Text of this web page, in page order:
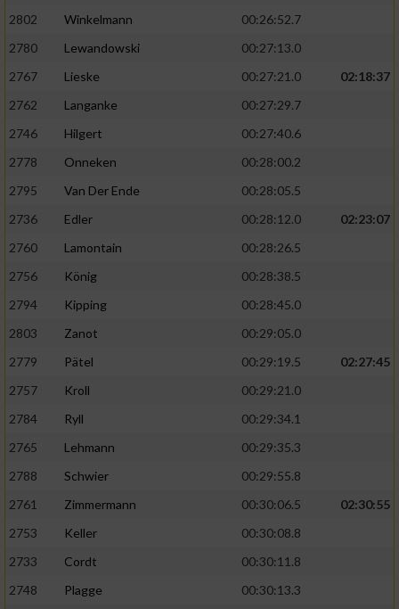
2802
Winkelmann
00:26:52.7
2780
Lewandowski
00:27:13.0
2767
Lieske 00:27:21.0
02:18:37
2762
Langanke
00:27:29.7
2746
Hilgert
00:27:40.6
2778
Onneken
00:28:00.2
2795
Van Der Ende
00:28:05.5
2736
Edler 00:28:12.0
02:23:07
2760
Lamontain
00:28:26.5
2756
König
00:28:38.5
2794
Kipping
00:28:45.0
2803
Zanot
00:29:05.0
2779
Pätel 00:29:19.5
02:27:45
2757
Kroll
00:29:21.0
2784
Ryll
00:29:34.1
2765
Lehmann
00:29:35.3
2788
Schwier
00:29:55.8
2761
Zimmermann 00:30:06.5
02:30:55
2753
Keller
00:30:08.8
2733
Cordt
00:30:11.8
2748
Plagge 00:30:13.3